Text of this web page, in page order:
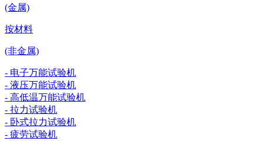
(金属)
按材料
(非金属)
- 电子万能试验机
- 液压万能试验机
- 高低温万能试验机
- 拉力试验机
- 卧式拉力试验机
- 疲劳试验机